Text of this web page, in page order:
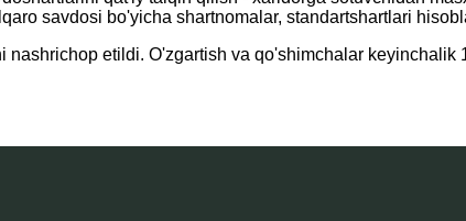
savdosi bo'yicha shartnomalar, standartshartlari
etildi. O'zgartish va qo'shimchalar keyinchalik